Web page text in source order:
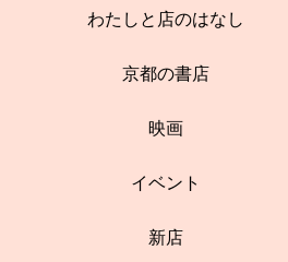
わたしと店のはなし
京都の書店
映画
イベント
新店